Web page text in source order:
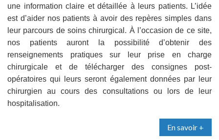
une information claire et détaillée à leurs patients. L’idée
est d’aider nos patients à avoir des repères simples dans
leur parcours de soins chirurgical. À l’occasion de ce site,
nos patients auront la possibilité d’obtenir des
renseignements pratiques sur leur prise en charge
chirurgicale et de télécharger des consignes post-
opératoires qui leurs seront également données par leur
chirurgien au cours des consultations ou lors de leur
hospitalisation.
En savoir +